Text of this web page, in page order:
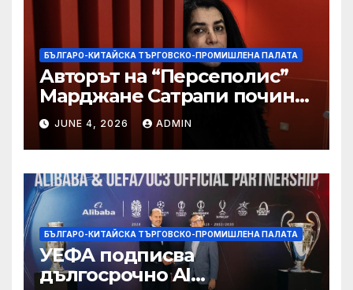
БЪЛГАРО-КИТАЙСКА ТЪРГОВСКО-ПРОМИШЛЕНА ПАЛАТА
Авторът на “Персеполис”
Марджане Сатрапи почина
“от тъга” на 56 години
JUNE 4, 2026 ADMIN
БЪЛГАРО-КИТАЙСКА ТЪРГОВСКО-ПРОМИШЛЕНА ПАЛАТА
УЕФА подписва
дългосрочно AI